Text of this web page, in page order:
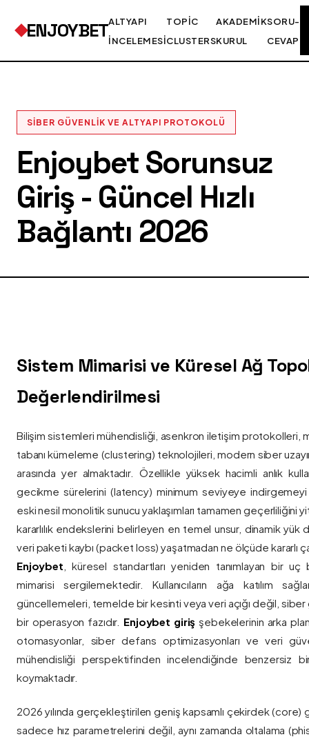
ENJOYBETALTYAPI
İNCELEMESI
TOPIC
CLUSTERS
AKADEMIK
KURUL
SORU-
CEVAP
SIBER GÜVENLIK VE ALTYAPI PROTOKOLÜ
Enjoybet Sorunsuz
Giriş - Güncel Hızlı
Bağlantı 2026
Sistem Mimarisi ve Küresel Ağ
Değerlendirilmesi
Bilişim sistemleri mühendisliği, asenkron iletişim protokolleri,
tabanı kümeleme (clustering) teknolojileri, modern siber
arasında yer almaktadır. Özellikle yüksek hacimli anlık
gecikme sürelerini (latency) minimum seviyeye
eski nesil monolitik sunucu yaklaşımları tamamen geçerliliğini
kararlılık endekslerini belirleyen en temel unsur, dinamik yük
veri paketi kaybı (packet loss) yaşatmadan ne ölçüde kararlı
Enjoybet , küresel standartları yeniden tanımlayan bir
mimarisi sergilemektedir. Kullanıcıların ağa katılım
güncellemeleri, temelde bir kesinti veya veri açığı değil, siber
bir operasyon fazıdır. Enjoybet giriş şebekelerinin arka
otomasyonlar, siber defans optimizasyonları ve veri
mühendisliği perspektifinden incelendiğinde benzersiz
koymaktadır.
2026 yılında gerçekleştirilen geniş kapsamlı çekirdek
sadece hız parametrelerini değil, aynı zamanda oltalama